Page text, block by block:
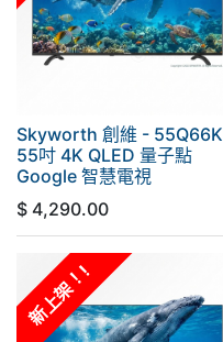
Skyworth 創維 - 55Q66K
55吋 4K QLED 量子點
Google 智慧電視
$ 4,290.00
新上架！!